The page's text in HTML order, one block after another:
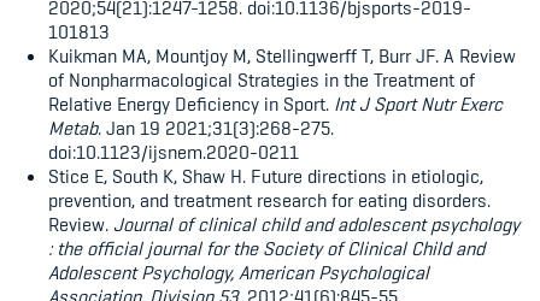
2020;54(21):1247-1258. doi:10.1136/bjsports-2019-
101813
Kuikman MA, Mountjoy M, Stellingwerff T, Burr JF. A Review
of Nonpharmacological Strategies in the Treatment of
Relative Energy Deficiency in Sport. Int J Sport Nutr Exerc
Metab. Jan 19 2021;31(3):268-275.
doi:10.1123/ijsnem.2020-0211
Stice E, South K, Shaw H. Future directions in etiologic,
prevention, and treatment research for eating disorders.
Review. Journal of clinical child and adolescent psychology
: the official journal for the Society of Clinical Child and
Adolescent Psychology, American Psychological